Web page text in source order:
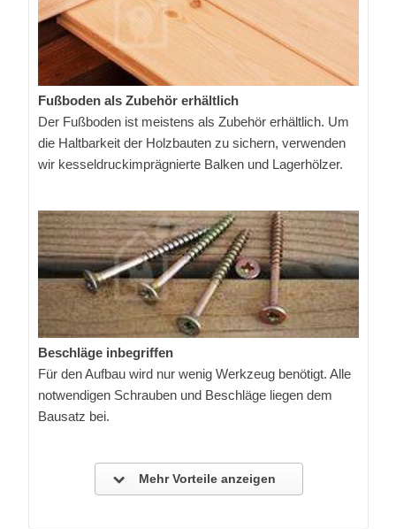
Fußboden als Zubehör erhältlich
Der Fußboden ist meistens als Zubehör erhältlich. Um
die Haltbarkeit der Holzbauten zu sichern, verwenden
wir kesseldruckimprägnierte Balken und Lagerhölzer.
Beschläge inbegriffen
Für den Aufbau wird nur wenig Werkzeug benötigt. Alle
notwendigen Schrauben und Beschläge liegen dem
Bausatz bei.
Mehr Vorteile anzeigen